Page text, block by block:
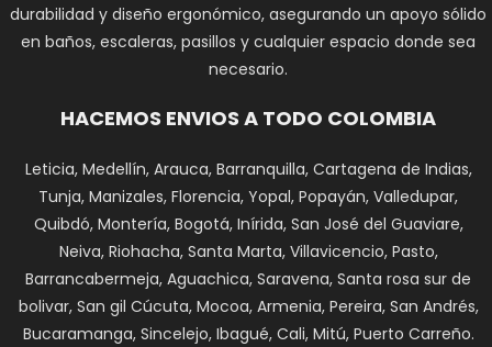
durabilidad y diseño ergonómico, asegurando un apoyo sólido
en baños, escaleras, pasillos y cualquier espacio donde sea
necesario.
HACEMOS ENVIOS A TODO COLOMBIA
Leticia, Medellín, Arauca, Barranquilla, Cartagena de Indias,
Tunja, Manizales, Florencia, Yopal, Popayán, Valledupar,
Quibdó, Montería, Bogotá, Inírida, San José del Guaviare,
Neiva, Riohacha, Santa Marta, Villavicencio, Pasto,
Barrancabermeja, Aguachica, Saravena, Santa rosa sur de
bolivar, San gil Cúcuta, Mocoa, Armenia, Pereira, San Andrés,
Bucaramanga, Sincelejo, Ibagué, Cali, Mitú, Puerto Carreño.